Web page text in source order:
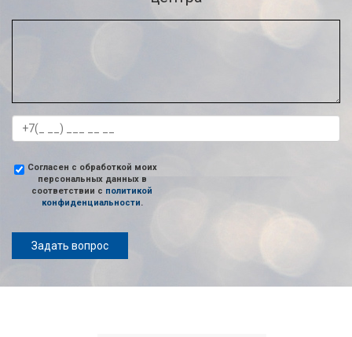
Согласен с обработкой моих
персональных данных в
соответствии с политикой
конфиденциальности.
Задать вопрос